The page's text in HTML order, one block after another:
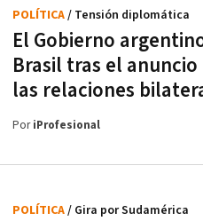
El Gobierno
Brasil tras el
las relaciones
POLÍTICA/ Tensión diplomática
PoriProfesional
POLÍTICA/ Gira por Sudamérica